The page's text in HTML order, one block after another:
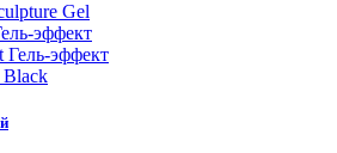
Gel
эффект
Гель-эффект